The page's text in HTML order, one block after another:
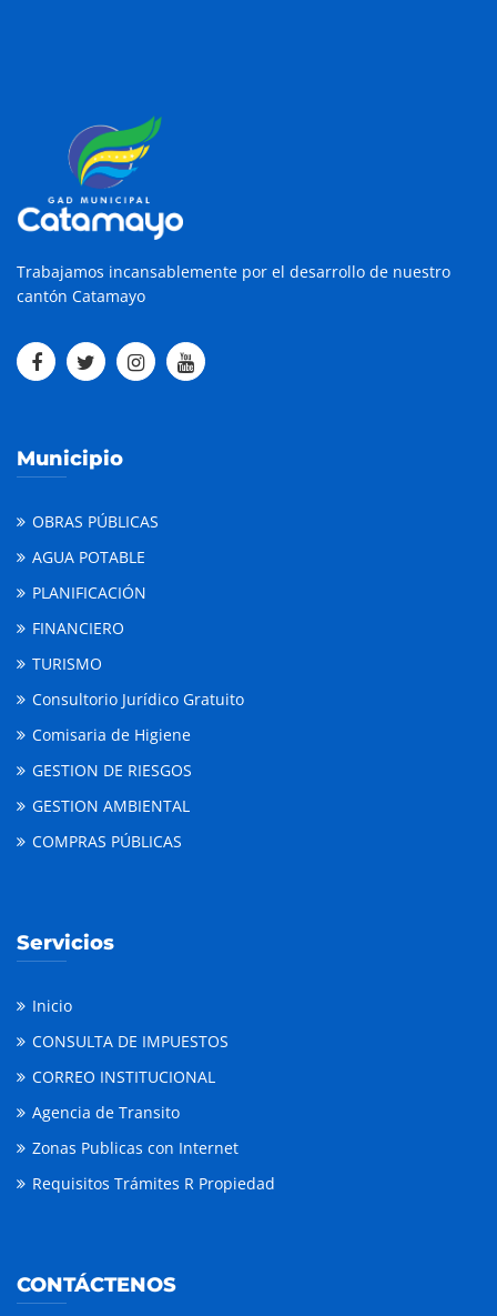
Trabajamos incansablemente por el desarrollo de nuestro
cantón Catamayo
Municipio
OBRAS PÚBLICAS
AGUA POTABLE
PLANIFICACIÓN
FINANCIERO
TURISMO
Consultorio Jurídico Gratuito
Comisaria de Higiene
GESTION DE RIESGOS
GESTION AMBIENTAL
COMPRAS PÚBLICAS
Servicios
Inicio
CONSULTA DE IMPUESTOS
CORREO INSTITUCIONAL
Agencia de Transito
Zonas Publicas con Internet
Requisitos Trámites R Propiedad
CONTÁCTENOS